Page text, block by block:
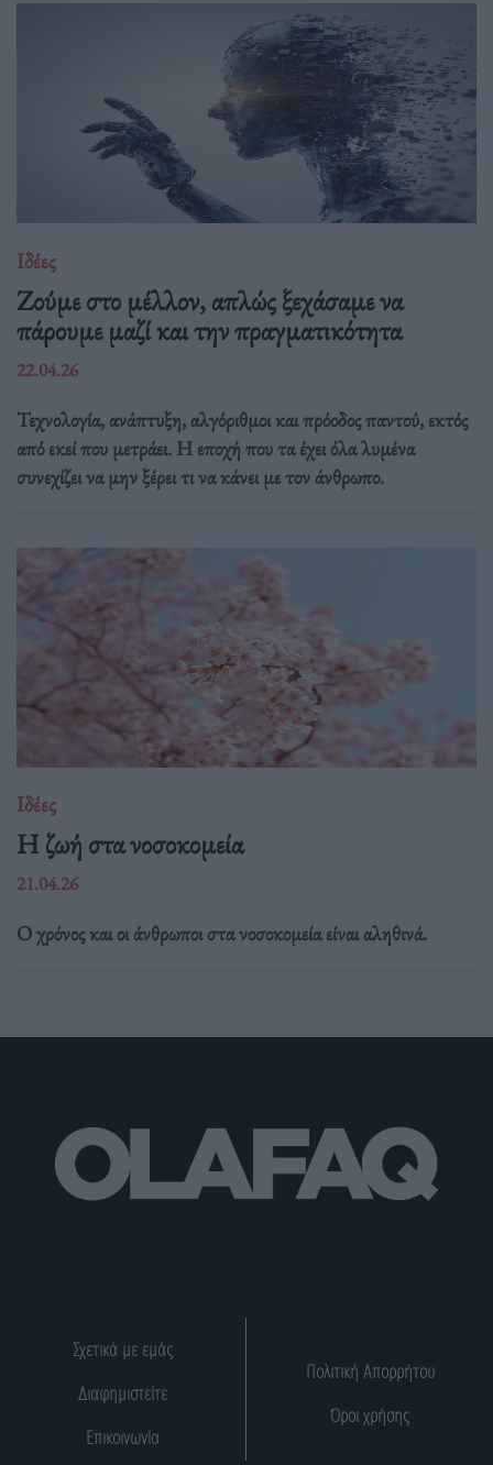
Ιδέες
Ζούμε στο μέλλον, απλώς ξεχάσαμε να
πάρουμε μαζί και την πραγματικότητα
22.04.26
Τεχνολογία, ανάπτυξη, αλγόριθμοι και πρόοδος παντού, εκτός
από εκεί που μετράει. Η εποχή που τα έχει όλα λυμένα
συνεχίζει να μην ξέρει τι να κάνει με τον άνθρωπο.
Ιδέες
Η ζωή στα νοσοκομεία
21.04.26
Ο χρόνος και οι άνθρωποι στα νοσοκομεία είναι αληθινά.
Σχετικά με εμάς
Διαφημιστείτε
Επικοινωνία
Πολιτική Απορρήτου
Όροι χρήσης